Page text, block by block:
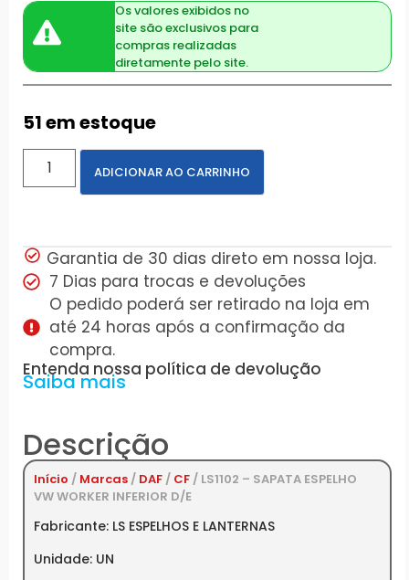
Os valores exibidos no
site são exclusivos para
compras realizadas
diretamente pelo site.
51 em estoque
ADICIONAR AO CARRINHO
Garantia de 30 dias direto em nossa loja.
7 Dias para trocas e devoluções
O pedido poderá ser retirado na loja em
até 24 horas após a confirmação da
compra.
Entenda nossa política de devolução
Saiba mais
Descrição
Início / Marcas / DAF / CF / LS1102 – SAPATA ESPELHO
VW WORKER INFERIOR D/E
Fabricante: LS ESPELHOS E LANTERNAS
Unidade: UN